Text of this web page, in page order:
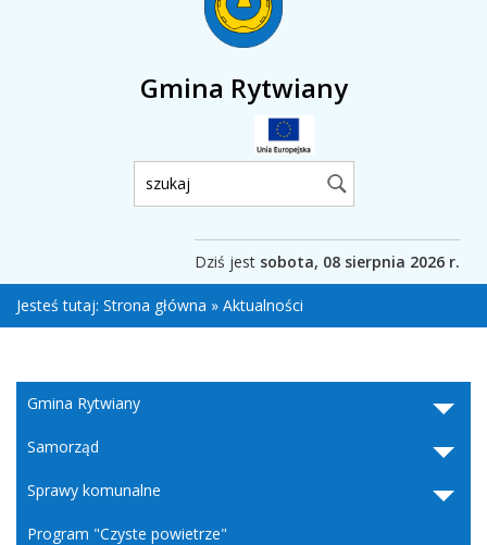
Gmina Rytwiany
Dziś jest sobota, 08 sierpnia 2026 r.
Jesteś tutaj: Strona główna » Aktualności
Gmina Rytwiany
Samorząd
Sprawy komunalne
Program "Czyste powietrze"